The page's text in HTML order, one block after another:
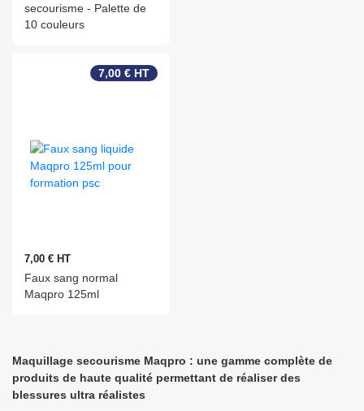
secourisme - Palette de
10 couleurs
7,00 € HT
7,00 € HT
Faux sang normal
Maqpro 125ml
Maquillage secourisme Maqpro : une gamme complète de
produits de haute qualité permettant de réaliser des
blessures ultra réalistes